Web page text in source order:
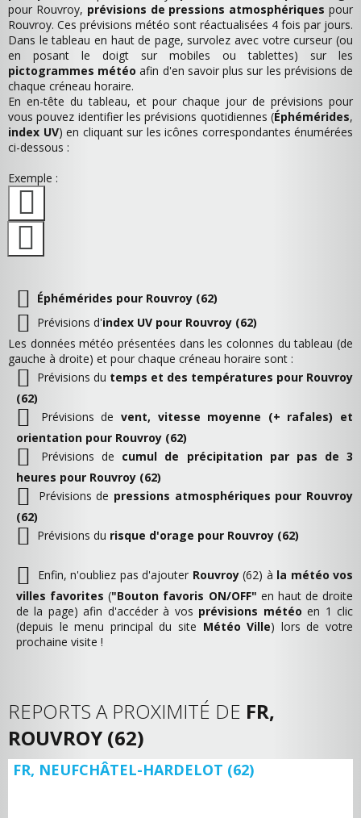
pour Rouvroy, prévisions de pressions atmosphériques pour
Rouvroy. Ces prévisions météo sont réactualisées 4 fois par jours.
Dans le tableau en haut de page, survolez avec votre curseur (ou
en posant le doigt sur mobiles ou tablettes) sur les
pictogrammes météo afin d'en savoir plus sur les prévisions de
chaque créneau horaire.
En en-tête du tableau, et pour chaque jour de prévisions pour
vous pouvez identifier les prévisions quotidiennes (Éphémérides,
index UV) en cliquant sur les icônes correspondantes énumérées
ci-dessous :
Exemple :
Éphémérides pour Rouvroy (62)
Prévisions d'index UV pour Rouvroy (62)
Les données météo présentées dans les colonnes du tableau (de
gauche à droite) et pour chaque créneau horaire sont :
Prévisions du temps et des températures pour Rouvroy
(62)
Prévisions de vent, vitesse moyenne (+ rafales) et
orientation pour Rouvroy (62)
Prévisions de cumul de précipitation par pas de 3
heures pour Rouvroy (62)
Prévisions de pressions atmosphériques pour Rouvroy
(62)
Prévisions du risque d'orage pour Rouvroy (62)
Enfin, n'oubliez pas d'ajouter Rouvroy(62) à la météo vos
villes favorites ("Bouton favoris ON/OFF" en haut de droite
de la page) afin d'accéder à vos prévisions météo en 1 clic
(depuis le menu principal du site Météo Ville) lors de votre
prochaine visite !
REPORTS A PROXIMITÉ DE FR,
ROUVROY (62)
FR, NEUFCHÂTEL-HARDELOT (62)